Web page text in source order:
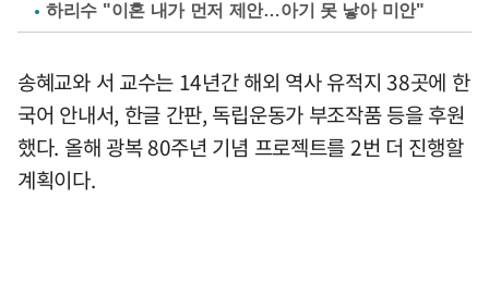
하리수 "이혼 내가 먼저 제안…아기 못 낳아 미안"
송혜교와 서 교수는 14년간 해외 역사 유적지 38곳에 한
국어 안내서, 한글 간판, 독립운동가 부조작품 등을 후원
했다. 올해 광복 80주년 기념 프로젝트를 2번 더 진행할
계획이다.